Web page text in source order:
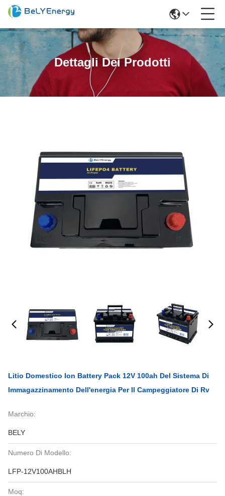
Dettagli Dei Prodotti
Litio Domestico Ion Battery Pack 12V 100ah Del Sistema Di
Immagazzinamento Dell'energia Per Il Campeggiatore Di Rv
Marchio:
BELY
Numero Di Modello:
LFP-12V100AHBLH
Moq: